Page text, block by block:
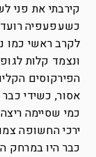
קירבתי את פני
כשעפעפיה
לקרב ראשי כמו
ונצמד קלות
הפירקוסים
אסור, כשידי
כמי שסיימה
ירכי החשופה
כבר היו במרחק